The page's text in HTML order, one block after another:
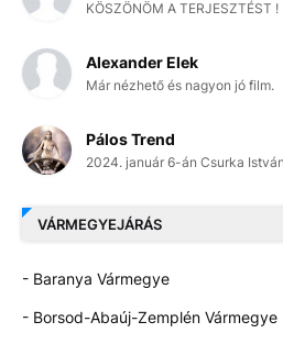
KÖSZÖNÖM A TERJESZTÉST !
Alexander Elek
Már nézhető és nagyon jó film.
Pálos Trend
2024. január 6-án Csurka
VÁRMEGYEJÁRÁS
- Baranya Vármegye
- Borsod-Abaúj-Zemplén Vármegye